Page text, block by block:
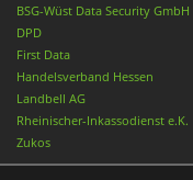
BSG-Wüst Data Security GmbH
DPD
First Data
Handelsverband Hessen
Landbell AG
Rheinischer-Inkassodienst e.K.
Zukos